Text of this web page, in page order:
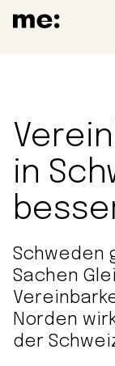
in
Schweden
Sachen
Norden
der